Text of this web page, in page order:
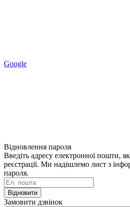
Google
Відновлення пароля
Введіть адресу електронної пошти,
реєстрації. Ми надішлемо лист з
пароля.
Відновити
Замовити дзвінок